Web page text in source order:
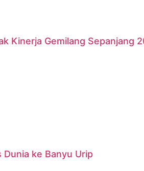
Kinerja Gemilang Sepanjang
Dunia ke Banyu Urip